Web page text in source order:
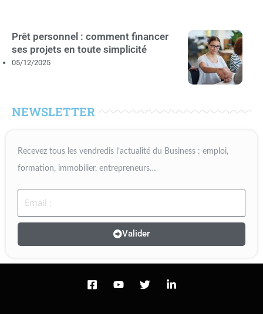
Prêt personnel : comment financer
ses projets en toute simplicité
05/12/2025
NEWSLETTER
Recevez tous les vendredis l’actualité du Business : emploi,
formation, immobilier, entrepreneurs…
Email
Valider